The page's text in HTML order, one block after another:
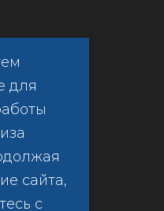
для
сайта,
с